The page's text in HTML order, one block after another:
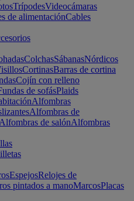
TrípodesVideocámaras
de alimentaciónCables
ColchasSábanasNórdicos
CortinasBarras de cortina
Cojín con relleno
de sofásPlaids
Alfombras
Alfombras de
Alfombras de salónAlfombras
EspejosRelojes de
pintados a manoMarcosPlacas